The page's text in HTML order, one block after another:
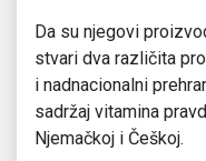
Da su njegovi
stvari dva različita
i nadnacionalni
sadržaj vitamina
Njemačkoj i Češkoj.